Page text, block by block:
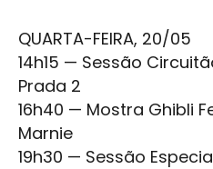
QUARTA-FEIRA, 20/05
14h15 — Sessão
Prada 2
16h40 — Mostra Ghibli
Marnie
19h30 — Sessão